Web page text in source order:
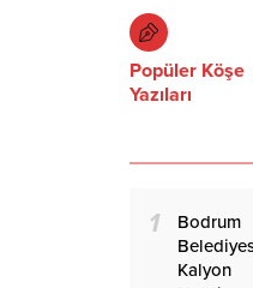
Popüler Köşe
Yazıları
1
Bodrum
Kalyon